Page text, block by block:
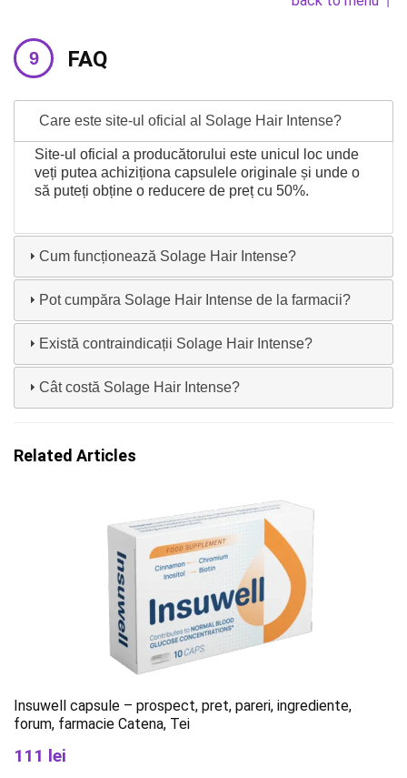
FAQ
Care este site-ul oficial al Solage Hair Intense?
Site-ul oficial a producătorului este unicul loc unde
veți putea achiziționa capsulele originale și unde o
să puteți obține o reducere de preț cu 50%.
Cum funcționează Solage Hair Intense?
Pot cumpăra Solage Hair Intense de la farmacii?
Există contraindicații Solage Hair Intense?
Cât costă Solage Hair Intense?
Related Articles
Insuwell capsule – prospect, pret, pareri, ingrediente,
forum, farmacie Catena, Tei
111 lei